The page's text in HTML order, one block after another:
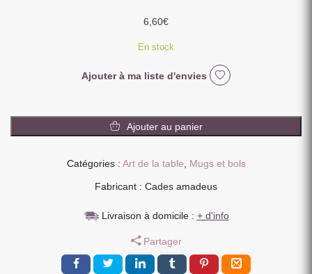
6,60€
En stock
Ajouter à ma liste d'envies
de
COFFRET
GIO
POIS
280
Ajouter au panier
Catégories : Art de la table Mugs et bols
Fabricant : Cades amadeus
Livraison à domicile : + d'info
Partager